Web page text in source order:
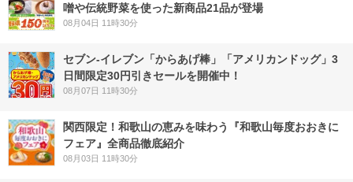
噌や伝統野菜を使った新商品21品が登場
08月04日 11時30分
セブン‐イレブン「からあげ棒」「アメリカンドッグ」3
日間限定30円引きセールを開催中！
08月07日 11時30分
関西限定！和歌山の恵みを味わう『和歌山毎度おおきに
フェア』全商品徹底紹介
08月03日 11時30分